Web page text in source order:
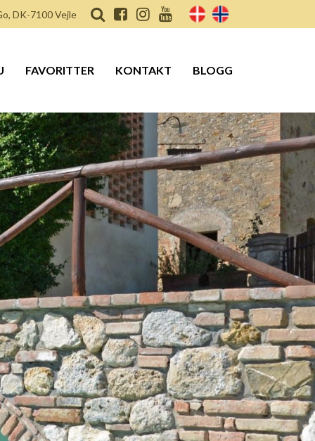
DK-7100 Vejle
FAVORITTER KONTAKT BLOGG